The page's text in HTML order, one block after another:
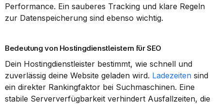
Performance. Ein sauberes Tracking und klare Regeln
zur Datenspeicherung sind ebenso wichtig.
Bedeutung von Hostingdienstleistern für SEO
Dein Hostingdienstleister bestimmt, wie schnell und
zuverlässig deine Website geladen wird. Ladezeiten sind
ein direkter Rankingfaktor bei Suchmaschinen. Eine
stabile Serververfügbarkeit verhindert Ausfallzeiten, die